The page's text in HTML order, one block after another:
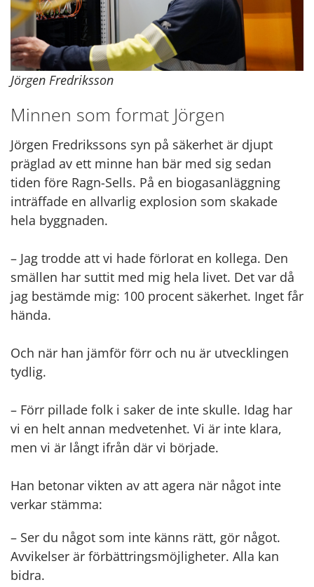
Jörgen Fredriksson
Minnen som format Jörgen
Jörgen Fredrikssons syn på säkerhet är djupt
präglad av ett minne han bär med sig sedan
tiden före Ragn-Sells. På en biogasanläggning
inträffade en allvarlig explosion som skakade
hela byggnaden.
– Jag trodde att vi hade förlorat en kollega. Den
smällen har suttit med mig hela livet. Det var då
jag bestämde mig: 100 procent säkerhet. Inget får
hända.
Och när han jämför förr och nu är utvecklingen
tydlig.
– Förr pillade folk i saker de inte skulle. Idag har
vi en helt annan medvetenhet. Vi är inte klara,
men vi är långt ifrån där vi började.
Han betonar vikten av att agera när något inte
verkar stämma:
– Ser du något som inte känns rätt, gör något.
Avvikelser är förbättringsmöjligheter. Alla kan
bidra.